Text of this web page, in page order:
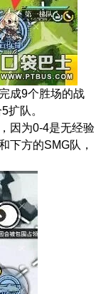
成9个胜场的战
扩队。
因为0-4是无经验
下方的SMG队，